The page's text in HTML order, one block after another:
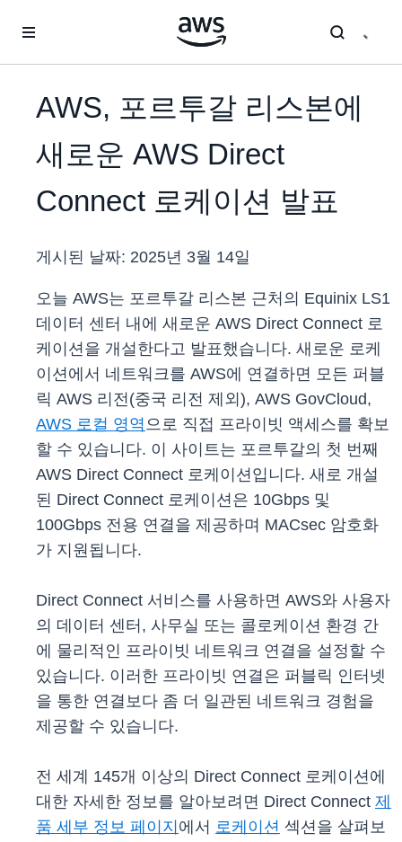
AWS, 포르투갈 리스본에
새로운 AWS Direct
Connect 로케이션 발표
게시된 날짜: 2025년 3월 14일
오늘 AWS는 포르투갈 리스본 근처의 Equinix LS1
데이터 센터 내에 새로운 AWS Direct Connect 로
케이션을 개설한다고 발표했습니다. 새로운 로케
이션에서 네트워크를 AWS에 연결하면 모든 퍼블
릭 AWS 리전(중국 리전 제외), AWS GovCloud,
AWS 로컬 영역으로 직접 프라이빗 액세스를 확보
할 수 있습니다. 이 사이트는 포르투갈의 첫 번째
AWS Direct Connect 로케이션입니다. 새로 개설
된 Direct Connect 로케이션은 10Gbps 및
100Gbps 전용 연결을 제공하며 MACsec 암호화
가 지원됩니다.
Direct Connect 서비스를 사용하면 AWS와 사용자
의 데이터 센터, 사무실 또는 콜로케이션 환경 간
에 물리적인 프라이빗 네트워크 연결을 설정할 수
있습니다. 이러한 프라이빗 연결은 퍼블릭 인터넷
을 통한 연결보다 좀 더 일관된 네트워크 경험을
제공할 수 있습니다.
전 세계 145개 이상의 Direct Connect 로케이션에
대한 자세한 정보를 알아보려면 Direct Connect 제
품 세부 정보 페이지 에서 로케이션 섹션을 살펴보